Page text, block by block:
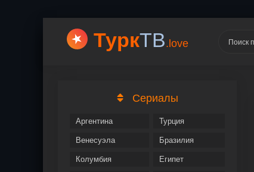
ТуркТВ.love
Сериалы
Аргентина
Венесуэла
Колумбия
Турция
Бразилия
Египет